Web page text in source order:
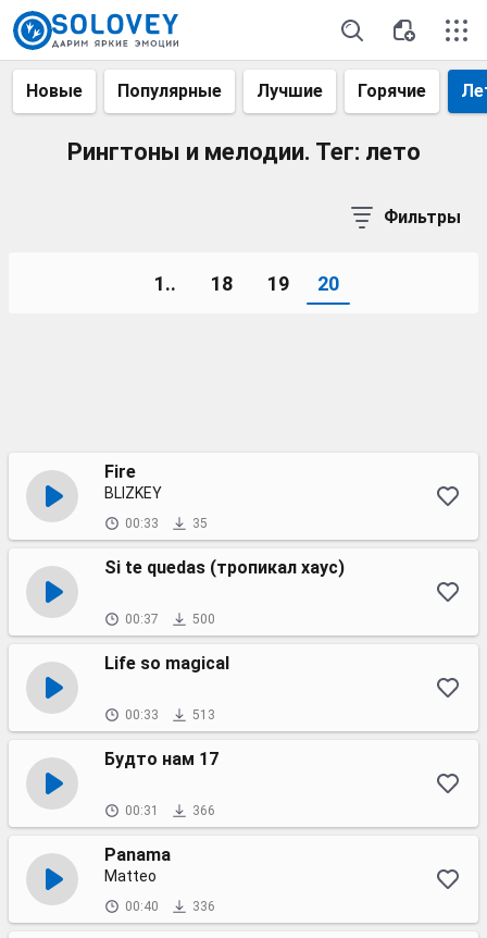
Новые Популярные Лучшие Горячие
Рингтоны и мелодии. Тег: лето
Фильтры
1.. 18 19 20
Fire
BLIZKEY
00:33 35
Si te quedas (тропикал хаус)
00:37 500
Life so magical
00:33 513
Будто нам 17
00:31 366
Panama
Matteo
00:40 336